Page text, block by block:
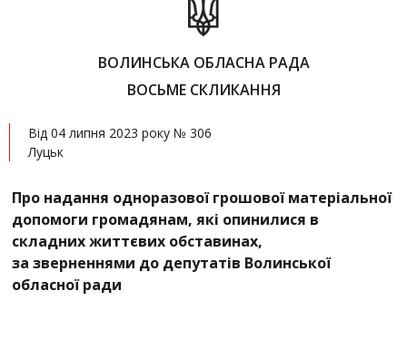
ВОЛИНСЬКА ОБЛАСНА РАДА
ВОСЬМЕ СКЛИКАННЯ
Від 04 липня 2023 року № 306
Луцьк
Про надання одноразової грошової матеріальної
допомоги громадянам, які опинилися в
складних життєвих обставинах,
за зверненнями до депутатів Волинської
обласної ради